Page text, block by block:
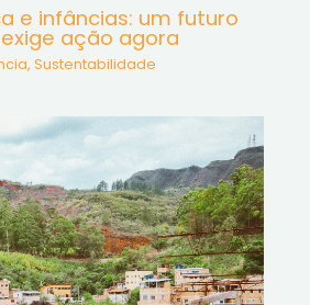
e infâncias: um futuro
ação agora
, Sustentabilidade